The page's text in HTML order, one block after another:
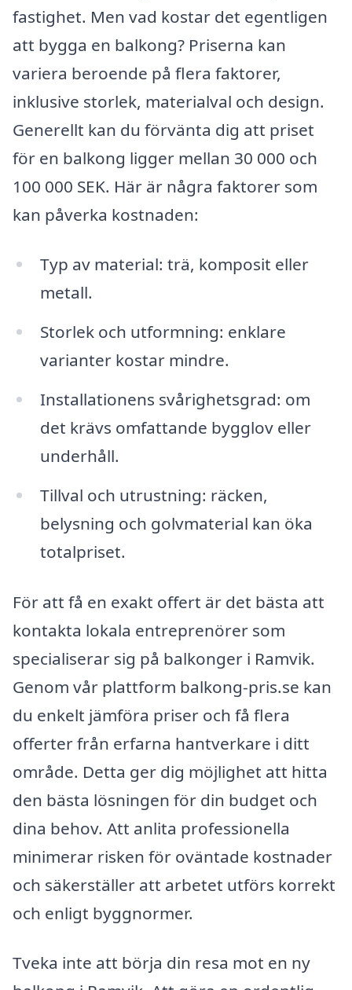
fastighet. Men vad kostar det egentligen
att bygga en balkong? Priserna kan
variera beroende på flera faktorer,
inklusive storlek, materialval och design.
Generellt kan du förvänta dig att priset
för en balkong ligger mellan 30 000 och
100 000 SEK. Här är några faktorer som
kan påverka kostnaden:
Typ av material: trä, komposit eller
metall.
Storlek och utformning: enklare
varianter kostar mindre.
Installationens svårighetsgrad: om
det krävs omfattande bygglov eller
underhåll.
Tillval och utrustning: räcken,
belysning och golvmaterial kan öka
totalpriset.
För att få en exakt offert är det bästa att
kontakta lokala entreprenörer som
specialiserar sig på balkonger i Ramvik.
Genom vår plattform balkong-pris.se kan
du enkelt jämföra priser och få flera
offerter från erfarna hantverkare i ditt
område. Detta ger dig möjlighet att hitta
den bästa lösningen för din budget och
dina behov. Att anlita professionella
minimerar risken för oväntade kostnader
och säkerställer att arbetet utförs korrekt
och enligt byggnormer.
Tveka inte att börja din resa mot en ny